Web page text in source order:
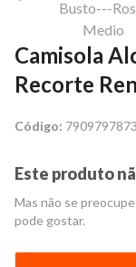
Camisola
Recorte
Código:
Este produto
Mas não se
pode gostar.